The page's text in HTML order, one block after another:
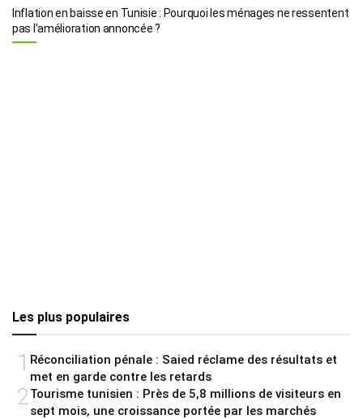
Inflation en baisse en Tunisie : Pourquoi les ménages ne ressentent
pas l’amélioration annoncée ?
Les plus populaires
1 Réconciliation pénale : Saied réclame des résultats et
met en garde contre les retards
2Tourisme tunisien : Près de 5,8 millions de visiteurs en
sept mois, une croissance portée par les marchés